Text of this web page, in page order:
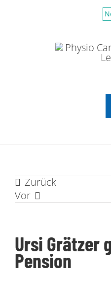
Zurück
Vor
Ursi Grätzer
Pension